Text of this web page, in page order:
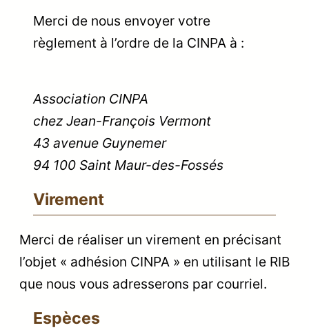
Merci de nous envoyer votre
règlement à l’ordre de la CINPA à :
Association CINPA
chez Jean-François Vermont
43 avenue Guynemer
94 100 Saint Maur-des-Fossés
Virement
Merci de réaliser un virement en précisant
l’objet « adhésion CINPA » en utilisant le RIB
que nous vous adresserons par courriel.
Espèces